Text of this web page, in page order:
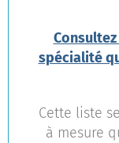
spécialité
Cette liste
à mesure